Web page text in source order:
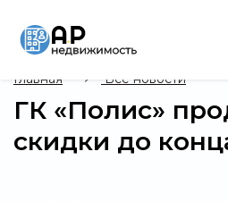
Главная
Все новостройки 478
Главная Все новости
ГК «Полис»
скидки до